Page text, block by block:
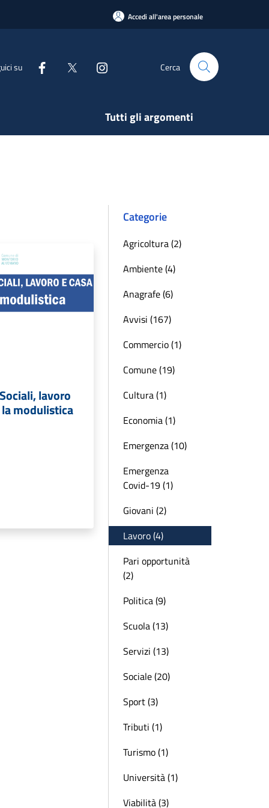
Accedi all'area personale
su Cerca
Tutti gli argomenti
lavoro
la modulistica
Categorie
Agricoltura (2)
Ambiente (4)
Anagrafe (6)
Avvisi (167)
Commercio (1)
Comune (19)
Cultura (1)
Economia (1)
Emergenza (10)
Emergenza
Covid-19 (1)
Giovani (2)
Lavoro (4)
Pari opportunità
(2)
Politica (9)
Scuola (13)
Servizi (13)
Sociale (20)
Sport (3)
Tributi (1)
Turismo (1)
Università (1)
Viabilità (3)